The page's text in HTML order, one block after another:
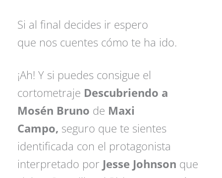
Si al final decides ir espero
que nos cuentes cómo te ha ido.
¡Ah! Y si puedes consigue el
cortometraje Descubriendo a
Mosén Bruno de Maxi
Campo, seguro que te sientes
identificada con el protagonista
interpretado por Jesse Johnson que